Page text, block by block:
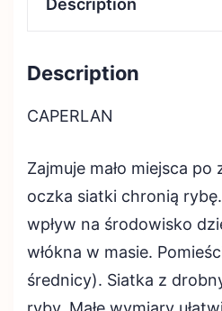
Description
Description
CAPERLAN
Zajmuje mało miejsca po
oczka siatki chronią
wpływ na środowisko
włókna w masie.
średnicy). Siatka z